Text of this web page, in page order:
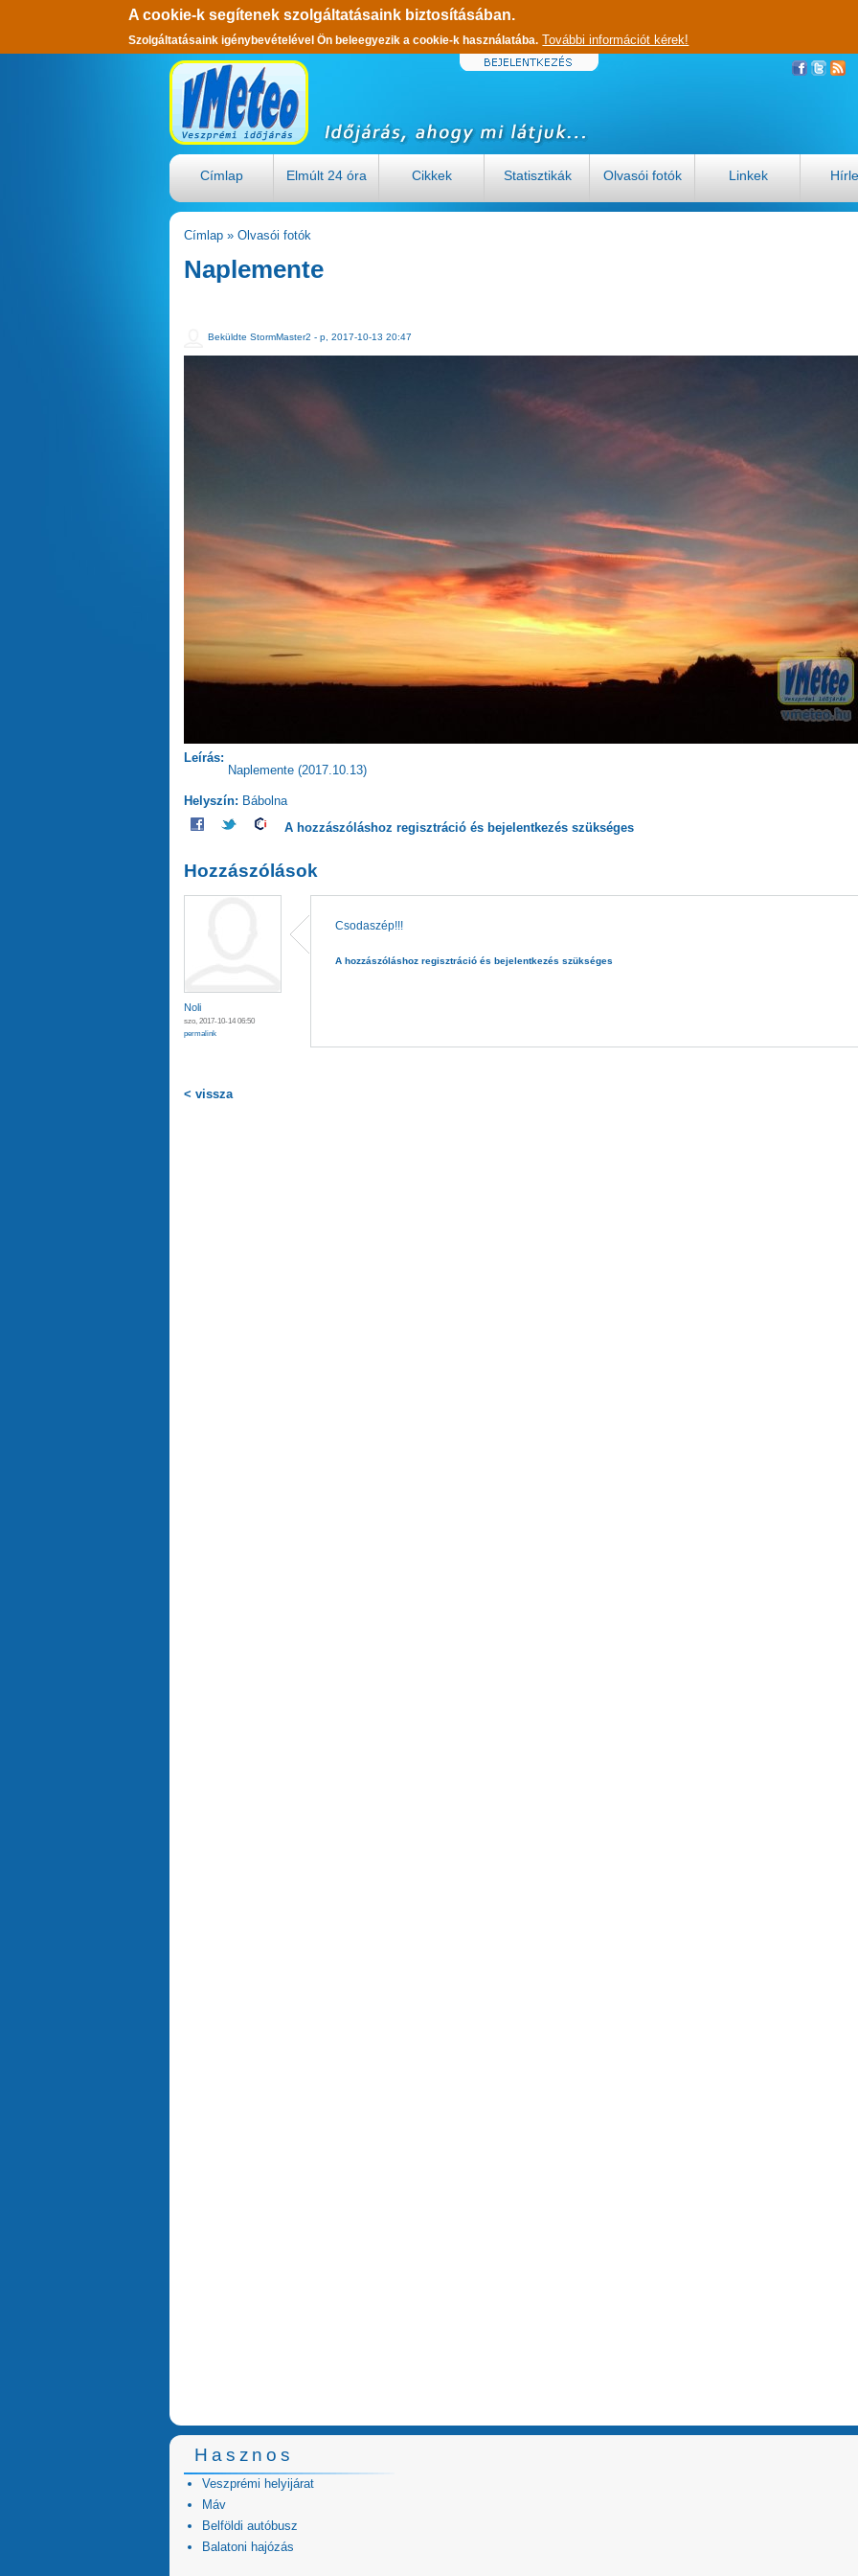
A cookie-k segítenek szolgáltatásaink biztosításában.
Szolgáltatásaink igénybevételével Ön beleegyezik a cookie-k használatába. További információt kérek!
Címlap Elmúlt 24 óra Cikkek Statisztikák Olvasói fotók Linkek
Címlap » Olvasói fotók
Naplemente
Beküldte StormMaster2 - p, 2017-10-13 20:47
Leírás:
Naplemente (2017.10.13)
Helyszín: Bábolna
A hozzászóláshoz regisztrációés bejelentkezésszükséges
Hozzászólások
Noli
szo, 2017-10-14 06:50
permalink
Csodaszép!!!
A hozzászóláshoz regisztráció és bejelentkezés szükséges
< vissza
Hasznos
Veszprémi helyijárat
Máv
Belföldi autóbusz
Balatoni hajózás